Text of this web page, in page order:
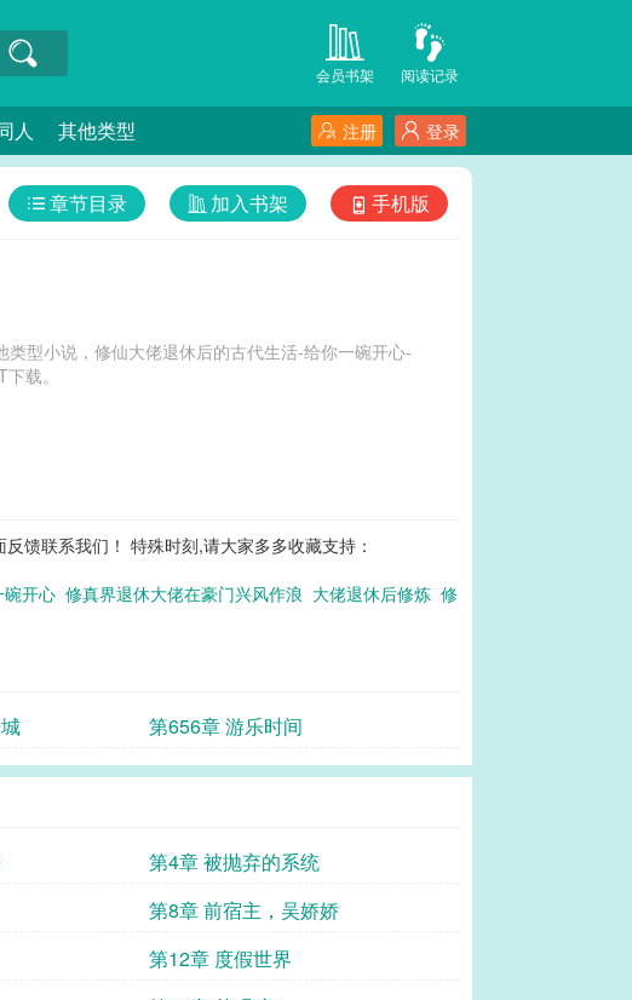
阅读记录
会员书架
人 其他类型 登录
注册
手机版
加入书架
章节目录
型小说，修仙大佬退休后的古代生活-给你一碗开心-
载。
馈联系我们！ 特殊时刻,请大家多多收藏支持：
开心 修真界退休大佬在豪门兴风作浪 大佬退休后修炼 修
第656章 游乐时间
第4章 被抛弃的系统
第8章 前宿主，吴娇娇
第12章 度假世界